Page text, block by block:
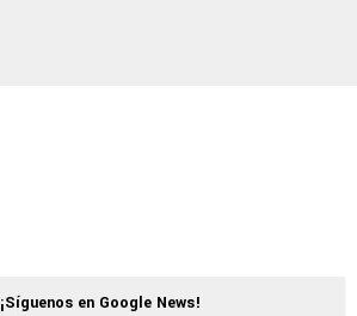
¡Síguenos en Google News!